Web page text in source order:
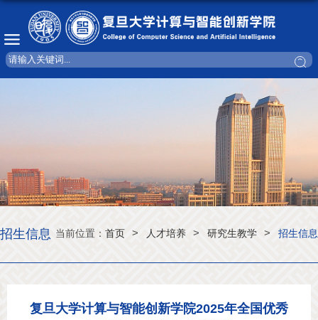
当前位置： 首页 > 人才培养 > 研究生教学 > 招生信息
招生信息
复旦大学计算与智能创新学院2025年全国优秀